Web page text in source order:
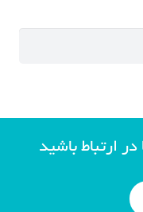
در ارتباط باشید